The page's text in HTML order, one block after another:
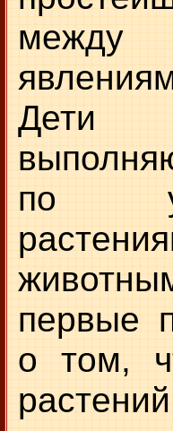
между
Дети
по
первые
о том,